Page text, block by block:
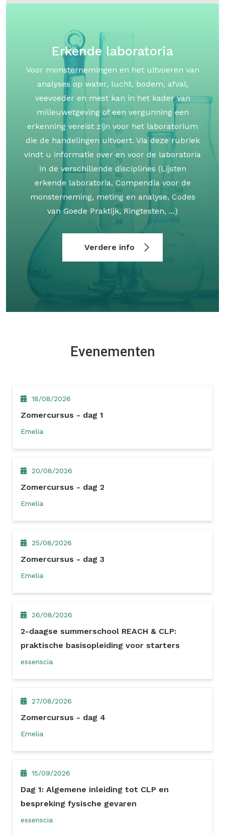
Erkende laboratoria
Voor monsternemingen en het uitvoeren van
analyses op water, lucht, bodem, afval,
veevoeder en mest kan in het kader van
milieuwetgeving of een vergunning een
erkenning vereist zijn voor het laboratorium
die de handelingen uitvoert. Via deze rubriek
vindt u informatie over en voor de laboratoria
in de verschillende disciplines (Lijsten
erkende laboratoria, Compendia voor de
monsterneming, meting en analyse, Codes
van Goede Praktijk, Ringtesten, ...)
Verdere info
Evenementen
18/08/2026
Zomercursus - dag 1
Emelia
20/08/2026
Zomercursus - dag 2
Emelia
25/08/2026
Zomercursus - dag 3
Emelia
26/08/2026
2-daagse summerschool REACH & CLP:
praktische basisopleiding voor starters
essenscia
27/08/2026
Zomercursus - dag 4
Emelia
15/09/2026
Dag 1: Algemene inleiding tot CLP en
bespreking fysische gevaren
essenscia